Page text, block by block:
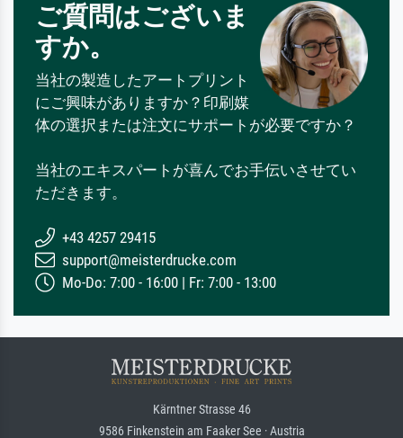
ご質問はございま
すか。
当社の製造したアートプリント
にご興味がありますか？印刷媒
体の選択または注文にサポートが必要ですか？
当社のエキスパートが喜んでお手伝いさせてい
ただきます。
+43 4257 29415
support@meisterdrucke.com
Mo-Do: 7:00 - 16:00 | Fr: 7:00 - 13:00
Kärntner Strasse 46
9586 Finkenstein am Faaker See · Austria